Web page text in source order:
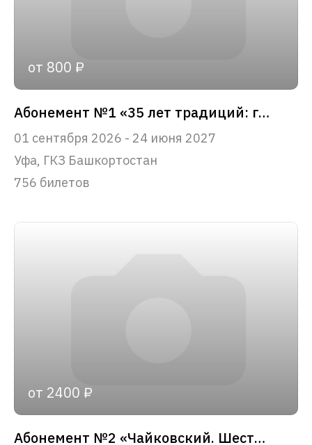
от 800 ₽
Абонемент №1 «35 лет традиций: главные события сезона»
01 сентября 2026 - 24 июня 2027
Уфа, ГКЗ Башкортостан
756 билетов
от 2400 ₽
Абонемент №2 «Чайковский. Шесть вечеров»